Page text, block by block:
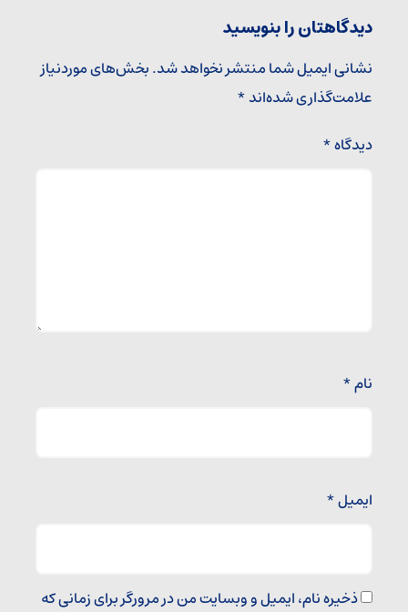
دیدگاهتان را بنویسید
نشانی ایمیل شما منتشر نخواهد شد.بخش‌های موردنیاز
علامت‌گذاری شده‌اند*
دیدگاه*
نام*
ایمیل*
ذخیره نام، ایمیل و وبسایت من در مرورگر برای زمانی که